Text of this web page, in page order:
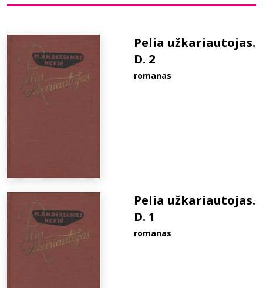
Pelia užkariautojas.
D. 2
romanas
Pelia užkariautojas.
D. 1
romanas